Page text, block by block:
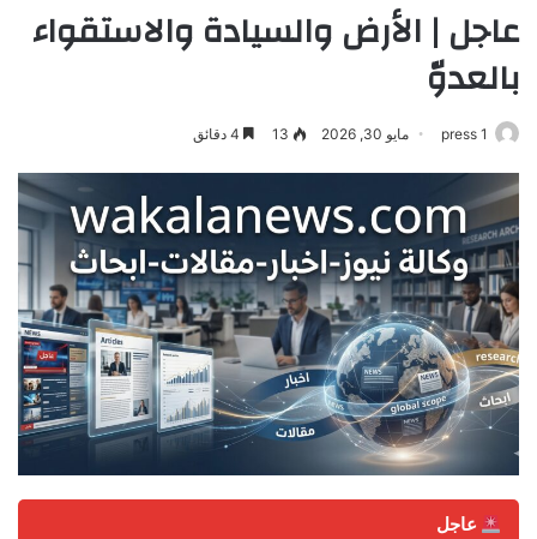
عاجل | الأرض والسيادة والاستقواء
بالعدوّ
press 1 مايو 30, 2026 13
عاجل